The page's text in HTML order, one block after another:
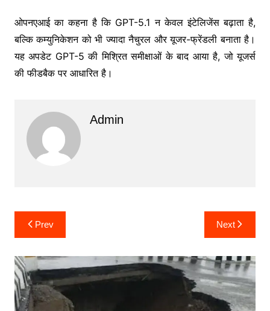
ओपनएआई का कहना है कि GPT-5.1 न केवल इंटेलिजेंस बढ़ाता है,
बल्कि कम्युनिकेशन को भी ज्यादा नैचुरल और यूजर-फ्रेंडली बनाता है।
यह अपडेट GPT-5 की मिश्रित समीक्षाओं के बाद आया है, जो यूजर्स
की फीडबैक पर आधारित है।
Admin
Post
navigation
Prev Next